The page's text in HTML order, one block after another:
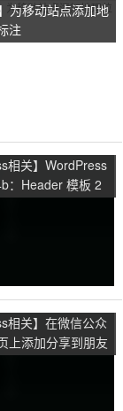
为移动站点添加地
注
相关】WordPress
：Header 模板 2
相关】在微信公众
上添加分享到朋友
等按钮